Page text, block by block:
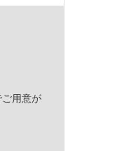
用意が